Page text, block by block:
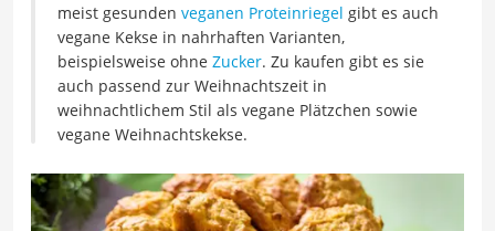
meist gesunden veganen Proteinriegel gibt es auch
vegane Kekse in nahrhaften Varianten,
beispielsweise ohne Zucker. Zu kaufen gibt es sie
auch passend zur Weihnachtszeit in
weihnachtlichem Stil als vegane Plätzchen sowie
vegane Weihnachtskekse.